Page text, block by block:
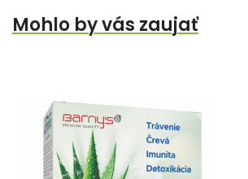
Mohlo by vás zaujať